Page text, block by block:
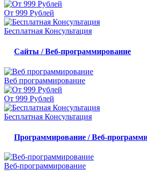
От 999 Рублей
Бесплатная Консультация
Сайты / Веб-программирование
Веб программирование
От 999 Рублей
Бесплатная Консультация
Программирование / Веб-
Веб-программирование